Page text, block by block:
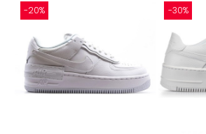
-20% -30%